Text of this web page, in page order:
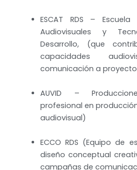
ESCAT RDS –
Audiovisuales y
Desarrollo, (que
capacidades
comunicación a
AUVID –
profesional en
audiovisual)
ECCO RDS (Equipo de
diseño conceptual
campañas de